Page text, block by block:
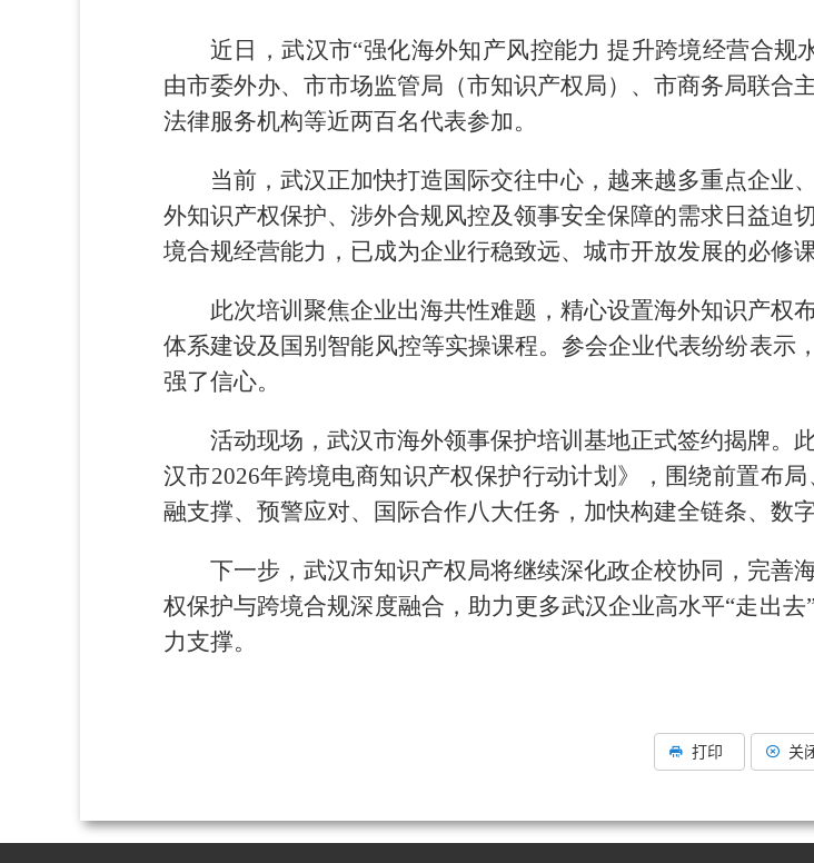
近日，武汉市“强化海外知产风控能力 提升跨境经营合
由市委外办、市市场监管局（市知识产权局）、市商务局联合
法律服务机构等近两百名代表参加。
当前，武汉正加快打造国际交往中心，越来越多重点企业
外知识产权保护、涉外合规风控及领事安全保障的需求日益迫
境合规经营能力，已成为企业行稳致远、城市开放发展的必修课
此次培训聚焦企业出海共性难题，精心设置海外知识产权
体系建设及国别智能风控等实操课程。参会企业代表纷纷表示
强了信心。
活动现场，武汉市海外领事保护培训基地正式签约揭牌。
汉市2026年跨境电商知识产权保护行动计划》，围绕前置布
融支撑、预警应对、国际合作八大任务，加快构建全链条、数
下一步，武汉市知识产权局将继续深化政企校协同，完善
权保护与跨境合规深度融合，助力更多武汉企业高水平“走出
力支撑。
打印 关